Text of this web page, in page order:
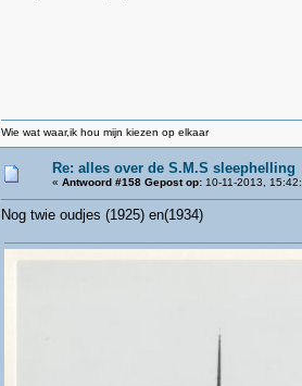
Wie wat waar,ik hou mijn kiezen op elkaar
Re: alles over de S.M.S sleephelling
« Antwoord #158 Gepost op: 10-11-2013,
Nog twie oudjes (1925) en(1934)